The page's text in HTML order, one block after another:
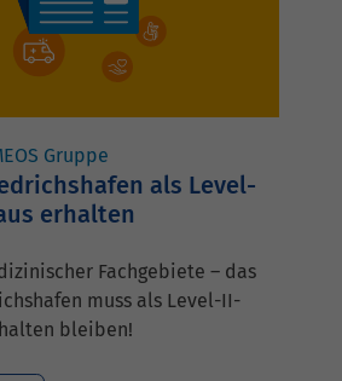
Gruppe
als Level-
erhalten
Fachgebiete – das
muss als Level-II-
bleiben!